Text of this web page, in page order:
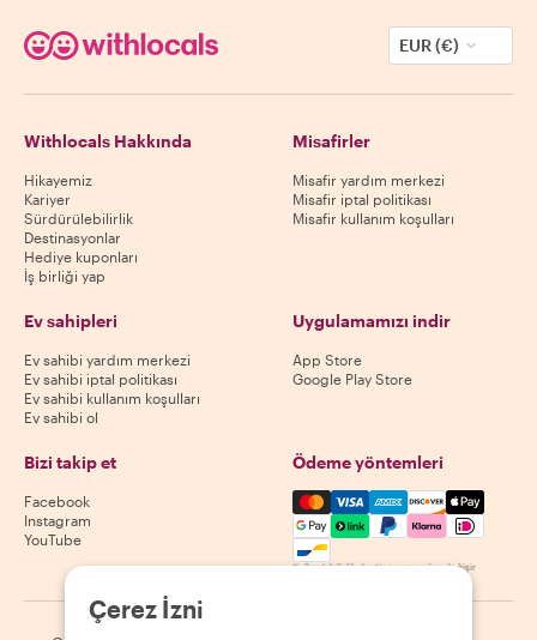
EUR (€)
Withlocals Hakkında
Hikayemiz
Kariyer
Sürdürülebilirlik
Destinasyonlar
Hediye kuponları
İş birliği yap
Misafirler
Misafir yardım merkezi
Misafir iptal politikası
Misafir kullanım koşulları
Ev sahipleri
Ev sahibi yardım merkezi
Ev sahibi iptal politikası
Ev sahibi kullanım koşulları
Ev sahibi ol
Uygulamamızı indir
App Store
Google Play Store
Bizi takip et
Facebook
Instagram
YouTube
Ödeme yöntemleri
Mastercard, Visa, Amex,
Kullanılabilirlik destinasyona göre değişir
Çerez İzni